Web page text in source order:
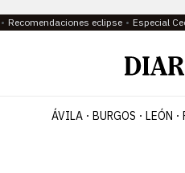
Recomendaciones eclipse Especial
ÁVILA BURGOS LEÓN